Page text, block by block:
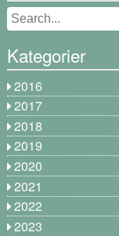
Kategorier
2016
2017
2018
2019
2020
2021
2022
2023